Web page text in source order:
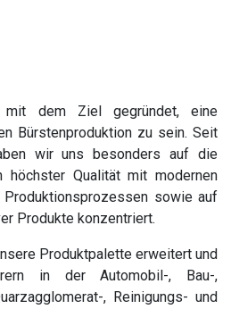
mit dem Ziel gegründet, eine
Bürstenproduktion zu sein. Seit
wir uns besonders auf die
höchster Qualität mit modernen
Produktionsprozessen sowie auf
Produkte konzentriert.
Produktpalette erweitert und
in der Automobil-, Bau-,
, Reinigungs- und